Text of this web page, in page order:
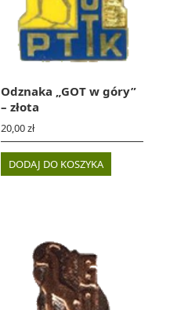
Odznaka „GOT w góry”
– złota
20,00zł
DODAJ DO KOSZYKA